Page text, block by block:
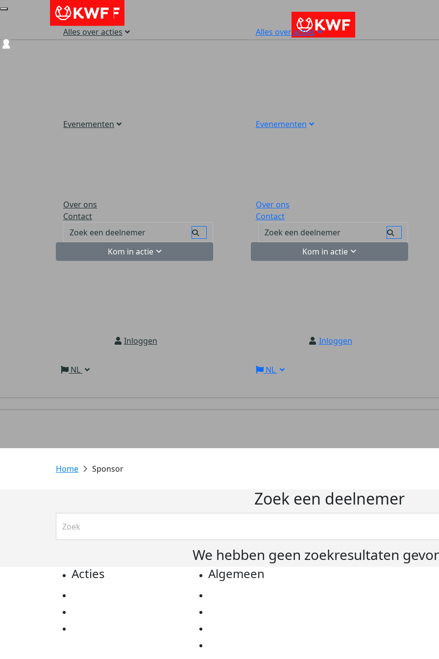
Alles over acties
Evenementen
Over ons
Contact
Kom in actie
Inloggen
NL
Alles over acties
Evenementen
Over ons
Contact
Kom in actie
Inloggen
NL
Sponsor
Zoek een deelnemer
We hebben geen zoekresultaten
Acties Algemeen